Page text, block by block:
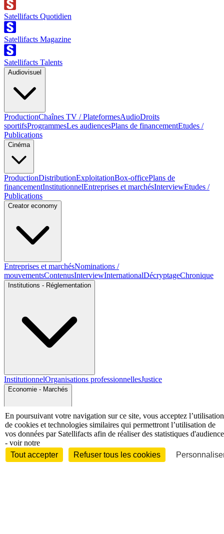
Satellifacts Quotidien
Satellifacts Magazine
Satellifacts Talents
Audiovisuel
ProductionChaînes TV / PlateformesAudioDroits
sportifsProgrammesLes audiencesPlans de financementEtudes /
Publications
Cinéma
ProductionDistributionExploitationBox-officePlans de
financementInstitutionnelEntreprises et marchésInterviewEtudes /
Publications
Creator economy
Entreprises et marchésNominations /
mouvementsContenusInterviewInternationalDécryptageChronique
Institutions - Réglementation
InstitutionnelOrganisations professionnellesJustice
Economie - Marchés
Entreprises et marchésTélécomsTechnologiesIndustries
En poursuivant votre navigation sur ce site, vous acceptez l’utilisation
de cookies et technologies similaires qui permettront l’utilisation de
vos données par Satellifacts afin de réaliser des statistiques d'audience
- voir notre
Tout accepter
Refuser tous les cookies